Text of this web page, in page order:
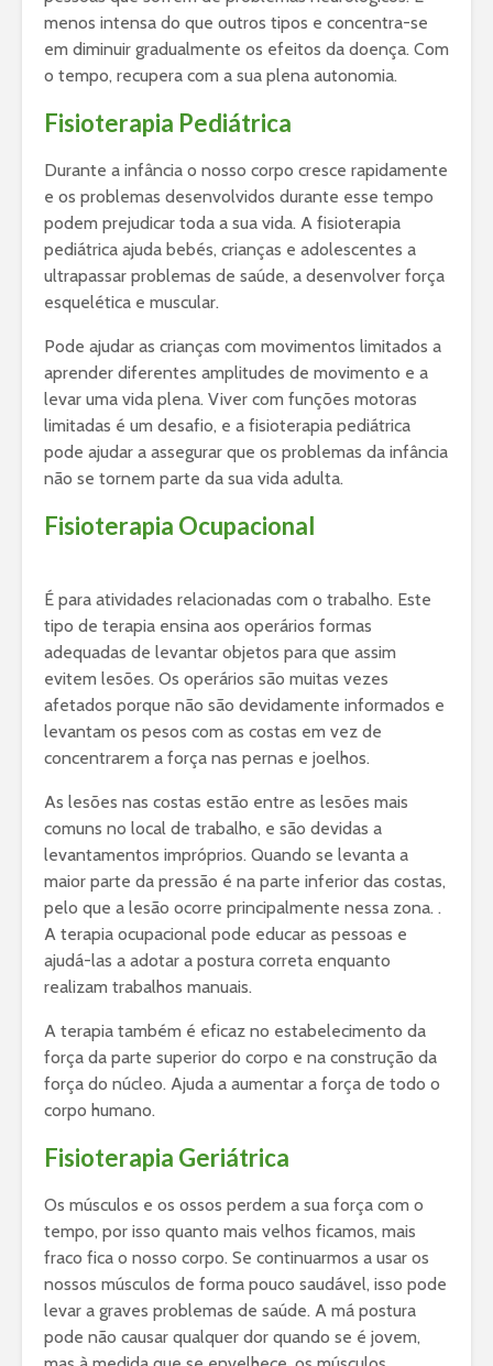
menos intensa do que outros tipos e concentra-se
em diminuir gradualmente os efeitos da doença. Com
o tempo, recupera com a sua plena autonomia.
Fisioterapia Pediátrica
Durante a infância o nosso corpo cresce rapidamente
e os problemas desenvolvidos durante esse tempo
podem prejudicar toda a sua vida. A fisioterapia
pediátrica ajuda bebés, crianças e adolescentes a
ultrapassar problemas de saúde, a desenvolver força
esquelética e muscular.
Pode ajudar as crianças com movimentos limitados a
aprender diferentes amplitudes de movimento e a
levar uma vida plena. Viver com funções motoras
limitadas é um desafio, e a fisioterapia pediátrica
pode ajudar a assegurar que os problemas da infância
não se tornem parte da sua vida adulta.
Fisioterapia Ocupacional
É para atividades relacionadas com o trabalho. Este
tipo de terapia ensina aos operários formas
adequadas de levantar objetos para que assim
evitem lesões. Os operários são muitas vezes
afetados porque não são devidamente informados e
levantam os pesos com as costas em vez de
concentrarem a força nas pernas e joelhos.
As lesões nas costas estão entre as lesões mais
comuns no local de trabalho, e são devidas a
levantamentos impróprios. Quando se levanta a
maior parte da pressão é na parte inferior das costas,
pelo que a lesão ocorre principalmente nessa zona. .
A terapia ocupacional pode educar as pessoas e
ajudá-las a adotar a postura correta enquanto
realizam trabalhos manuais.
A terapia também é eficaz no estabelecimento da
força da parte superior do corpo e na construção da
força do núcleo. Ajuda a aumentar a força de todo o
corpo humano.
Fisioterapia Geriátrica
Os músculos e os ossos perdem a sua força com o
tempo, por isso quanto mais velhos ficamos, mais
fraco fica o nosso corpo. Se continuarmos a usar os
nossos músculos de forma pouco saudável, isso pode
levar a graves problemas de saúde. A má postura
pode não causar qualquer dor quando se é jovem,